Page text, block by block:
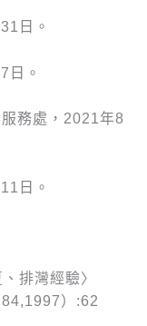
日。
日。
務處，2021年8
日。
排灣經驗〉
84,1997）:62